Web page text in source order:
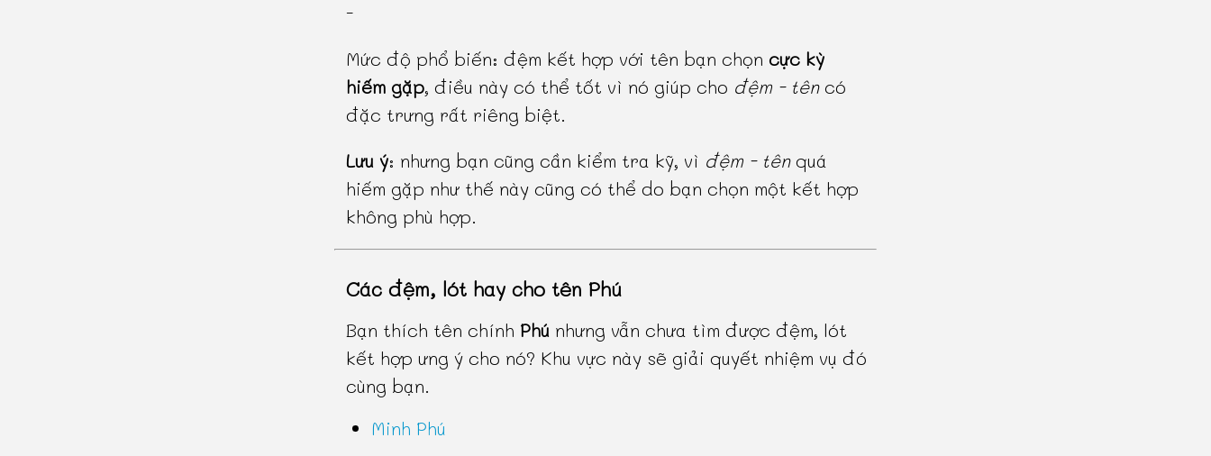
-
Mức độ phổ biến: đệm kết hợp với tên bạn chọn cực kỳ
hiếm gặp, điều này có thể tốt vì nó giúp cho đệm - têncó
đặc trưng rất riêng biệt.
Lưu ý: nhưng bạn cũng cần kiểm tra kỹ, vì đệm - tênquá
hiếm gặp như thế này cũng có thể do bạn chọn một kết hợp
không phù hợp.
Các đệm, lót hay cho tên Phú
Bạn thích tên chính Phú nhưng vẫn chưa tìm được đệm, lót
kết hợp ưng ý cho nó? Khu vực này sẽ giải quyết nhiệm vụ đó
cùng bạn.
Minh Phú